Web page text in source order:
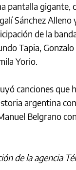
pantalla gigante,
Sánchez Alleno
de la
Tapia,
Yorio.
canciones que
argentina
Belgrano
de la agencia